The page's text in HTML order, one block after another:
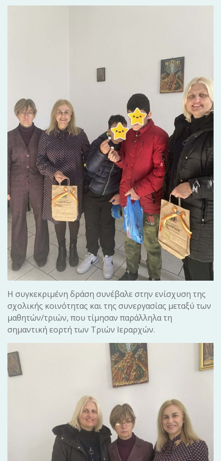
Η συγκεκριμένη δράση συνέβαλε στην ενίσχυση της
σχολικής κοινότητας και της συνεργασίας μεταξύ των
μαθητών/τριών, που τίμησαν παράλληλα τη
σημαντική εορτή των Τριών Ιεραρχών.